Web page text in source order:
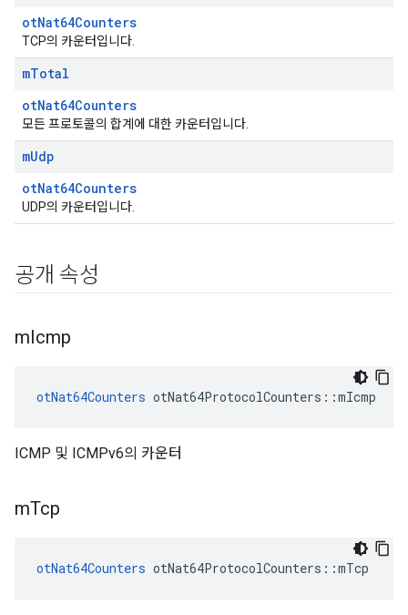
otNat64Counters
TCP의 카운터입니다.
mTotal
otNat64Counters
모든 프로토콜의 합계에 대한 카운터입니다.
mUdp
otNat64Counters
UDP의 카운터입니다.
공개 속성
mIcmp
otNat64Counters otNat64ProtocolCounters ::mIcmp
ICMP 및 ICMPv6의 카운터
mTcp
otNat64Counters otNat64ProtocolCounters ::mTcp